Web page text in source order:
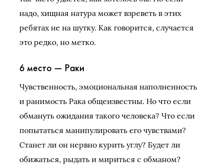
надо, хищная натура может взреветь в этих
ребятах не на шутку. Как говорится, случается
это редко, но метко.
6 место — Раки
Чувственность, эмоциональная наполненность
и ранимость Рака общеизвестны. Но что если
обмануть ожидания такого человека? Что если
попытаться манипулировать его чувствами?
Станет ли он нервно курить углу? Будет ли
обижаться, рыдать и мириться с обманом?